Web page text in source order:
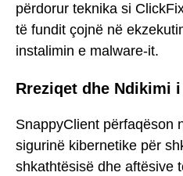
përdorur teknika si
të fundit çojnë në
instalimin e malware-it.
Rreziqet dhe Ndikimi
SnappyClient përfaqëson
sigurinë kibernetike për
shkathtësisë dhe aftësive